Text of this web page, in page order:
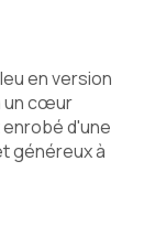
en version
un cœur
d'une
généreux à